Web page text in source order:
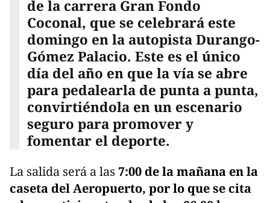
de la carrera Gran Fondo
Coconal, que se celebrará este
domingo en la autopista Durango-
Gómez Palacio. Este es el único
día del año en que la vía se abre
para pedalearla de punta a punta,
convirtiéndola en un escenario
seguro para promover y
fomentar el deporte.
La salida será a las 7:00 de la mañana en la
caseta del Aeropuerto, por lo que se cita